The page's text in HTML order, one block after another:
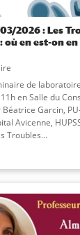
2026 : Les
où en est-on
de
en Salle du
Garcin,
Avicenne,
Troubles...